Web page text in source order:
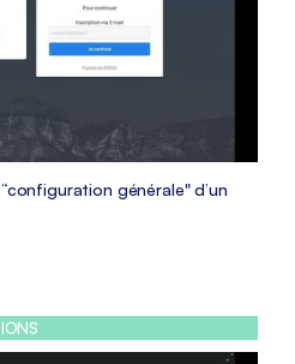
générale" d’un